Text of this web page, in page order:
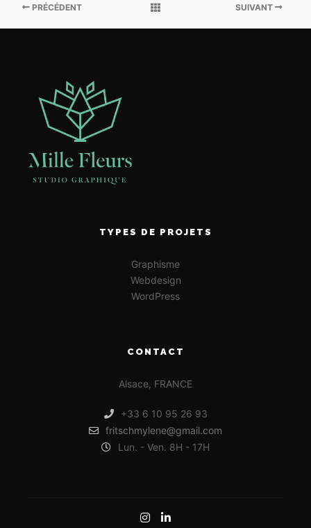
PRÉCÉDENT SUIVANT
TYPES DE PROJETS
Graphisme
Webdesign
WordPress
CONTACT
Alsace, FRANCE
+33 6 10 95 26 93
fritschmylene@gmail.com
Lun. - Ven. 8H - 17H